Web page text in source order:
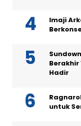
Imaji
Berakhir
Hadir
untuk